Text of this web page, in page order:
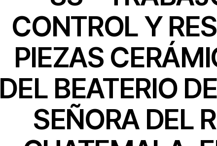
CONTROL Y
PIEZAS
DEL BEATERIO
SEÑORA DEL